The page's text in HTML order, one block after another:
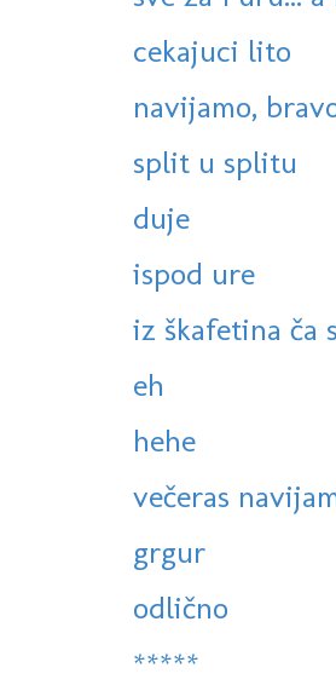
cekajuci lito
navijamo,
split u splitu
duje
ispod ure
iz škafetina ča
eh
hehe
večeras
grgur
odlično
*****